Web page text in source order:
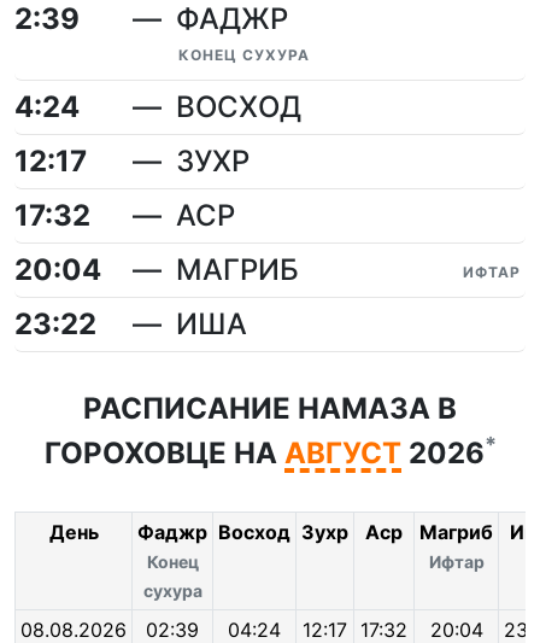
2:39 ФАДЖР
КОНЕЦ СУХУРА
4:24
ВОСХОД
12:17
ЗУХР
17:32
АСР
20:04
МАГРИБ ИФТАР
23:22 ИША
РАСПИСАНИЕ НАМАЗА В
ГОРОХОВЦЕ НА АВГУСТ 2026*
День Фаджр
Конец
сухура
Восход Зухр Аср Магриб
Ифтар
08.08.2026 02:39 04:24 12:17 17:32 20:04